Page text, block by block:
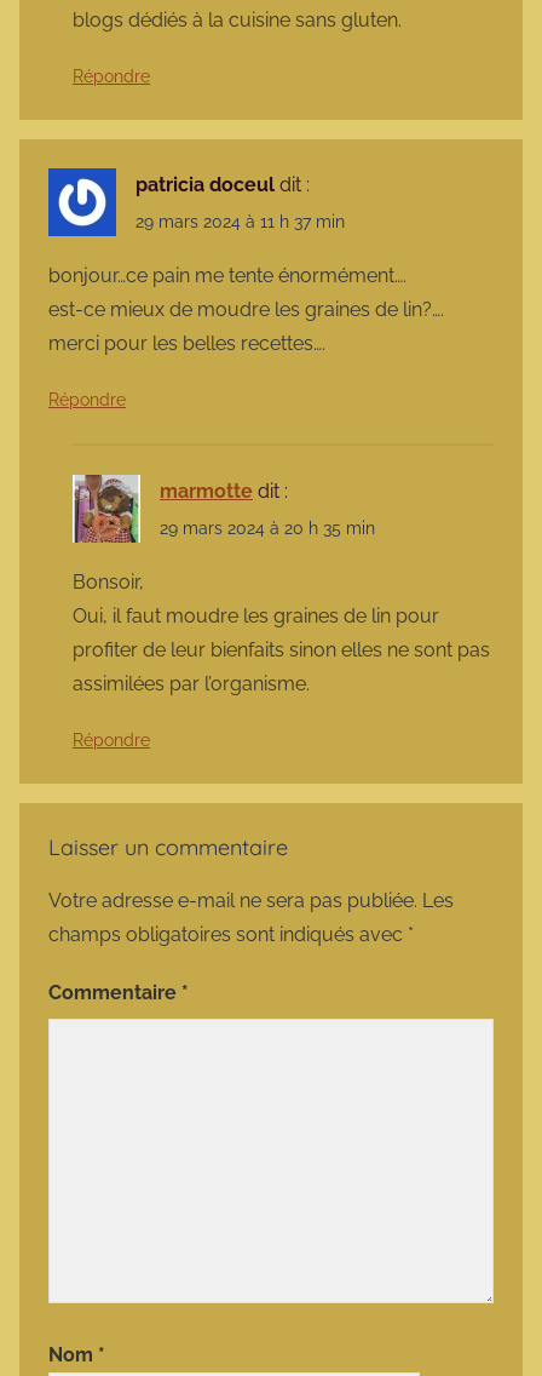
blogs dédiés à la cuisine sans gluten.
Répondre
patricia doceul dit :
29 mars 2024 à 11 h 37 min
bonjour…ce pain me tente énormément….
est-ce mieux de moudre les graines de lin?….
merci pour les belles recettes….
Répondre
marmotte dit :
29 mars 2024 à 20 h 35 min
Bonsoir,
Oui, il faut moudre les graines de lin pour
profiter de leur bienfaits sinon elles ne sont pas
assimilées par l’organisme.
Répondre
Laisser un commentaire
Votre adresse e-mail ne sera pas publiée. Les
champs obligatoires sont indiqués avec *
Commentaire *
Nom *